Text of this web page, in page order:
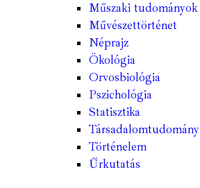
Műszaki tudományok
Művészettörténet
Néprajz
Ökológia
Orvosbiológia
Pszichológia
Statisztika
Társadalomtudomány
Történelem
Űrkutatás